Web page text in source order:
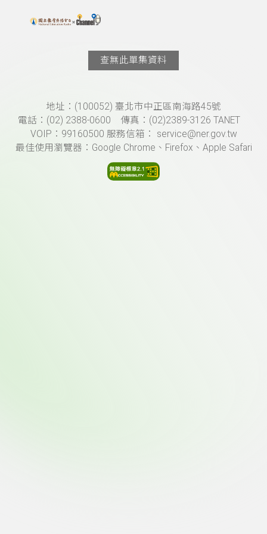
上方功能區塊
搜尋關鍵字：可輸入節目名稱、主持人或關鍵字
查無此單集資料
頁尾資訊地址：(100052) 臺北市中正區南海路45號
電話：(02) 2388-0600 傳真：(02)2389-3126 TANET
VOIP：99160500 服務信箱： service@ner.gov.tw
最佳使用瀏覽器：Google Chrome、Firefox、Apple Safari